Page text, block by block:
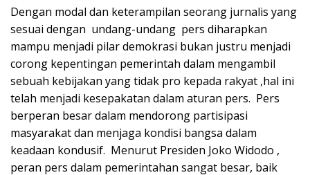
Dengan modal dan keterampilan seorang jurnalis yang
sesuai dengan undang-undang pers diharapkan
mampu menjadi pilar demokrasi bukan justru menjadi
corong kepentingan pemerintah dalam mengambil
sebuah kebijakan yang tidak pro kepada rakyat ,hal ini
telah menjadi kesepakatan dalam aturan pers. Pers
berperan besar dalam mendorong partisipasi
masyarakat dan menjaga kondisi bangsa dalam
keadaan kondusif. Menurut Presiden Joko Widodo ,
peran pers dalam pemerintahan sangat besar, baik